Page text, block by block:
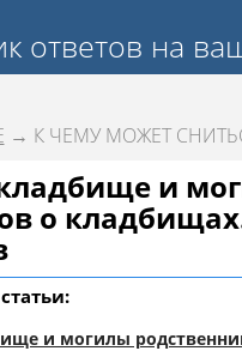
ответов на
→ К ЧЕМУ МОЖЕТ
и
о
и могилы